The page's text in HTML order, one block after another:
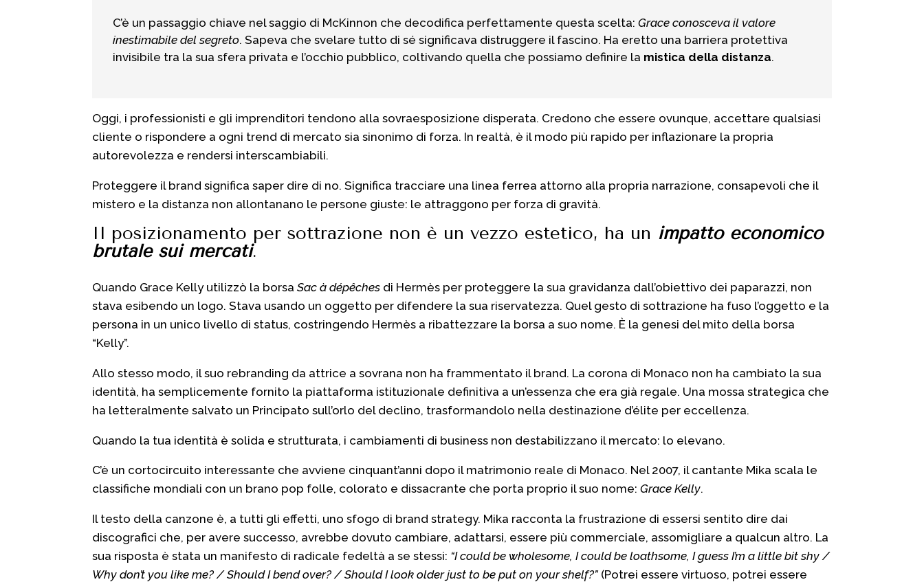
C’è un passaggio chiave nel saggio di McKinnon che decodifica perfettamente questa scelta:Grace conosceva il valore
inestimabile del segreto. Sapeva che svelare tutto di sé significava distruggere il fascino. Ha eretto una barriera protettiva
invisibile tra la sua sfera privata e l’occhio pubblico, coltivando quella che possiamo definire la mistica della distanza.
Oggi, i professionisti e gli imprenditori tendono alla sovraesposizione disperata. Credono che essere ovunque, accettare qualsiasi
cliente o rispondere a ogni trend di mercato sia sinonimo di forza. In realtà, è il modo più rapido per inflazionare la propria
autorevolezza e rendersi interscambiabili.
Proteggere il brand significa saper dire di no. Significa tracciare una linea ferrea attorno alla propria narrazione, consapevoli che il
mistero e la distanza non allontanano le persone giuste: le attraggono per forza di gravità.
Il posizionamento per sottrazione non è un vezzo estetico, ha un impatto economico
brutale sui mercati.
Quando Grace Kelly utilizzò la borsaSac à dépêches di Hermès per proteggere la sua gravidanza dall’obiettivo dei paparazzi, non
stava esibendo un logo. Stava usando un oggetto per difendere la sua riservatezza. Quel gesto di sottrazione ha fuso l’oggetto e la
persona in un unico livello di status, costringendo Hermès a ribattezzare la borsa a suo nome. È la genesi del mito della borsa
“Kelly”.
Allo stesso modo, il suo rebranding da attrice a sovrana non ha frammentato il brand. La corona di Monaco non ha cambiato la sua
identità, ha semplicemente fornito la piattaforma istituzionale definitiva a un’essenza che era già regale. Una mossa strategica che
ha letteralmente salvato un Principato sull’orlo del declino, trasformandolo nella destinazione d’élite per eccellenza.
Quando la tua identità è solida e strutturata, i cambiamenti di business non destabilizzano il mercato: lo elevano.
C’è un cortocircuito interessante che avviene cinquant’anni dopo il matrimonio reale di Monaco. Nel 2007, il cantante Mika scala le
classifiche mondiali con un brano pop folle, colorato e dissacrante che porta proprio il suo nome:Grace Kelly.
Il testo della canzone è, a tutti gli effetti, uno sfogo di brand strategy. Mika racconta la frustrazione di essersi sentito dire dai
discografici che, per avere successo, avrebbe dovuto cambiare, adattarsi, essere più commerciale, assomigliare a qualcun altro. La
sua risposta è stata un manifesto di radicale fedeltà a se stessi: “I could be wholesome, I could be loathsome, I guess I’m a little bit shy /
Why don’t you like me? / Should I bend over? / Should I look older just to be put on your shelf?” (Potrei essere virtuoso, potrei essere